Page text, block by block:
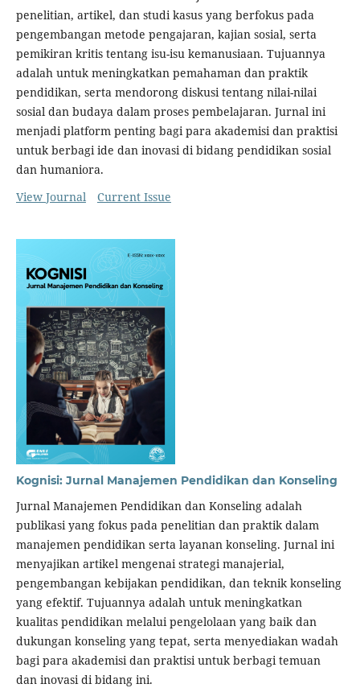
penelitian, artikel, dan studi kasus yang berfokus pada
pengembangan metode pengajaran, kajian sosial, serta
pemikiran kritis tentang isu-isu kemanusiaan. Tujuannya
adalah untuk meningkatkan pemahaman dan praktik
pendidikan, serta mendorong diskusi tentang nilai-nilai
sosial dan budaya dalam proses pembelajaran. Jurnal ini
menjadi platform penting bagi para akademisi dan praktisi
untuk berbagi ide dan inovasi di bidang pendidikan sosial
dan humaniora.
View Journal
Current Issue
Kognisi: Jurnal Manajemen Pendidikan dan Konseling
Jurnal Manajemen Pendidikan dan Konseling adalah
publikasi yang fokus pada penelitian dan praktik dalam
manajemen pendidikan serta layanan konseling. Jurnal ini
menyajikan artikel mengenai strategi manajerial,
pengembangan kebijakan pendidikan, dan teknik konseling
yang efektif. Tujuannya adalah untuk meningkatkan
kualitas pendidikan melalui pengelolaan yang baik dan
dukungan konseling yang tepat, serta menyediakan wadah
bagi para akademisi dan praktisi untuk berbagi temuan
dan inovasi di bidang ini.